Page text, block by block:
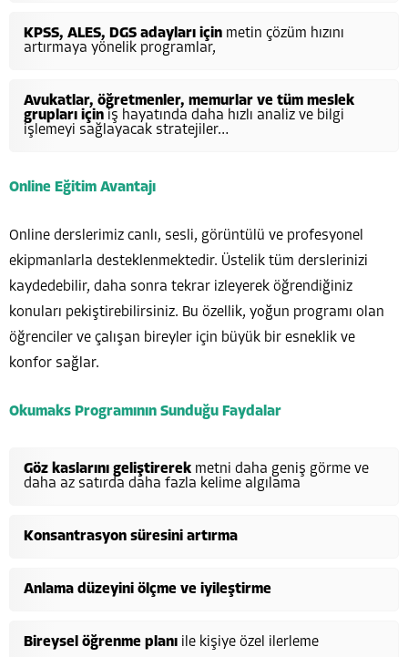
KPSS, ALES, DGS adayları için metin çözüm hızını
artırmaya yönelik programlar,
Avukatlar, öğretmenler, memurlar ve tüm meslek
grupları için iş hayatında daha hızlı analiz ve bilgi
işlemeyi sağlayacak stratejiler…
Online Eğitim Avantajı
Online derslerimiz canlı, sesli, görüntülü ve profesyonel
ekipmanlarla desteklenmektedir. Üstelik tüm derslerinizi
kaydedebilir, daha sonra tekrar izleyerek öğrendiğiniz
konuları pekiştirebilirsiniz. Bu özellik, yoğun programı olan
öğrenciler ve çalışan bireyler için büyük bir esneklik ve
konfor sağlar.
Okumaks Programının Sunduğu Faydalar
Göz kaslarını geliştirerek metni daha geniş görme ve
daha az satırda daha fazla kelime algılama
Konsantrasyon süresini artırma
Anlama düzeyini ölçme ve iyileştirme
Bireysel öğrenme planı ile kişiye özel ilerleme